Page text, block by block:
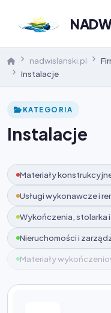
nadwislanski.pl
Instalacje
KATEGORIA
Instalacje
Materiały
Usługi wykonawcze i
Wykończenia, stolarka
Nieruchomości i
Materiały